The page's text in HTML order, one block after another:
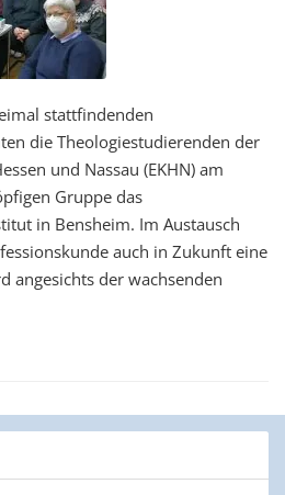
stattfindenden
die Theologiestudierenden der
und Nassau (EKHN) am
Gruppe das
in Bensheim. Im Austausch
auch in Zukunft eine
angesichts der wachsenden